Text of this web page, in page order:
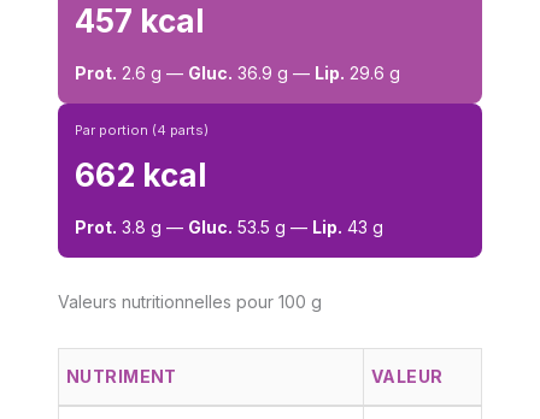
457 kcal
Prot. 2.6 g — Gluc. 36.9 g — Lip. 29.6 g
Par portion (4 parts)
662 kcal
Prot. 3.8 g — Gluc. 53.5 g — Lip. 43 g
Valeurs nutritionnelles pour 100 g
NUTRIMENT VALEUR